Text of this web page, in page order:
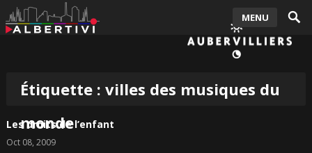
MENU
Étiquette : villes des musiques du
monde
Les droits de l’enfant
Oct 08, 2009